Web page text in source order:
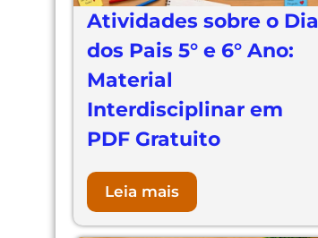
Atividades sobre o Dia
dos Pais 5° e 6° Ano:
Material
Interdisciplinar em
PDF Gratuito
Leia mais